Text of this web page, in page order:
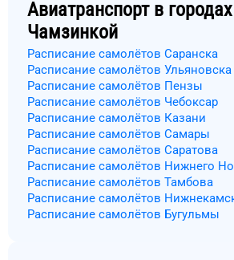
Авиатранспорт в
Чамзинкой
Расписание самолётов Саранска
Расписание самолётов Ульяновска
Расписание самолётов Пензы
Расписание самолётов Чебоксар
Расписание самолётов Казани
Расписание самолётов Самары
Расписание самолётов Саратова
Расписание самолётов Нижнего
Расписание самолётов Тамбова
Расписание самолётов
Расписание самолётов Бугульмы